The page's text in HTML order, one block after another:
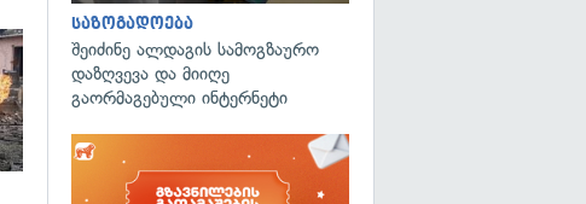
გადახედვა
საზოგადოება
შეიძინე ალდაგის სამოგზაურო
დაზღვევა და მიიღე
გაორმაგებული ინტერნეტი